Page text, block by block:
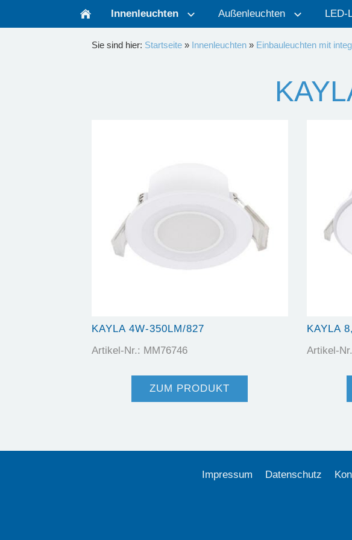
Innenleuchten Außenleuchten LED-
Sie sind hier: Startseite » Innenleuchten » Einbauleuchten mit
KAYLA 4W-350LM/827
Artikel-Nr.: MM76746
ZUM PRODUKT
KAYLA
Artikel-
Impressum Datenschutz